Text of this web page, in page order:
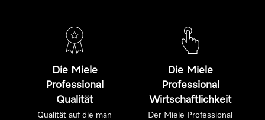
Die Miele
Professional
Qualität
Qualität auf die man
Die Miele
Professional
Wirtschaftlichkeit
Der Miele Professional